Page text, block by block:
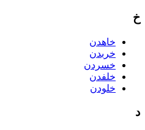
خ
خاهدن
خربدن
خسردن
خلفدن
خلودن
د